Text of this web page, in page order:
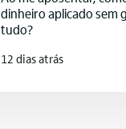
dinheiro aplicado sem
tudo?
12 dias atrás